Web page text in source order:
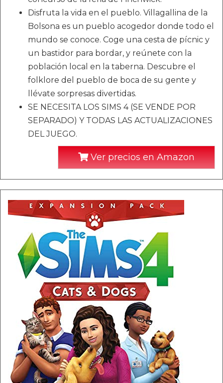
Disfruta la vida en el pueblo. Villagallina de la
Bolsona es un pueblo acogedor donde todo el
mundo se conoce. Coge una cesta de pícnic y
un bastidor para bordar, y reúnete con la
población local en la taberna. Descubre el
folklore del pueblo de boca de su gente y
llévate sorpresas divertidas.
SE NECESITA LOS SIMS 4 (SE VENDE POR
SEPARADO) Y TODAS LAS ACTUALIZACIONES
DEL JUEGO.
Ver precios en Amazon